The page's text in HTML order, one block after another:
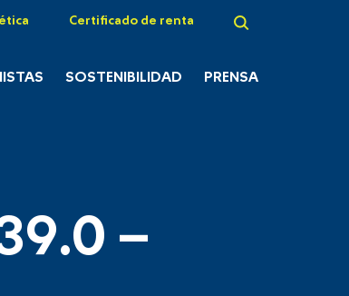
Certificado de renta
SOSTENIBILIDAD PRENSA
–